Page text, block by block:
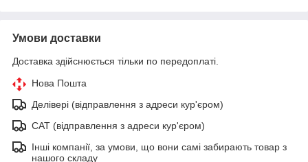
Умови доставки
Доставка здійснюється тільки по передоплаті.
Нова Пошта
Делівері (відправлення з адреси кур'єром)
САТ (відправлення з адреси кур'єром)
Інші компанії, за умови, що вони самі забирають товар з
нашого складу